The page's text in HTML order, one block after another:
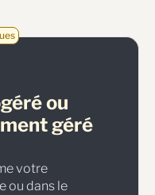
ou
géré
votre
ou dans le